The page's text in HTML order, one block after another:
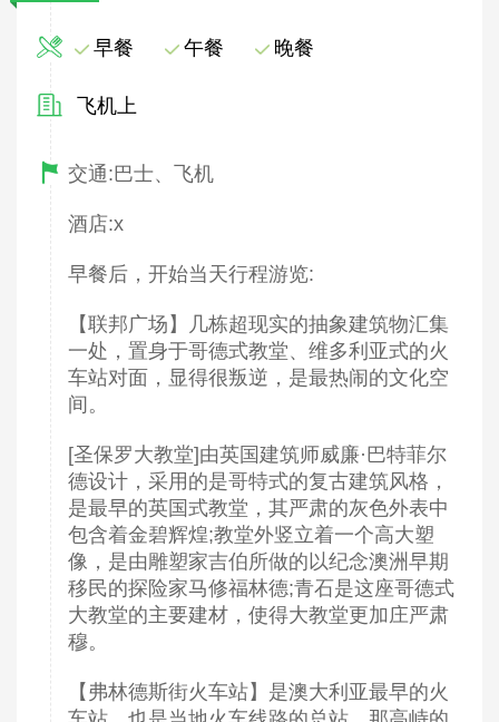
早餐 午餐 晚餐
飞机上
交通:巴士、飞机
酒店:x
早餐后，开始当天行程游览:
【联邦广场】几栋超现实的抽象建筑物汇集
一处，置身于哥德式教堂、维多利亚式的火
车站对面，显得很叛逆，是最热闹的文化空
间。
[圣保罗大教堂]由英国建筑师威廉·巴特菲尔
德设计，采用的是哥特式的复古建筑风格，
是最早的英国式教堂，其严肃的灰色外表中
包含着金碧辉煌;教堂外竖立着一个高大塑
像，是由雕塑家吉伯所做的以纪念澳洲早期
移民的探险家马修福林德;青石是这座哥德式
大教堂的主要建材，使得大教堂更加庄严肃
穆。
【弗林德斯街火车站】是澳大利亚最早的火